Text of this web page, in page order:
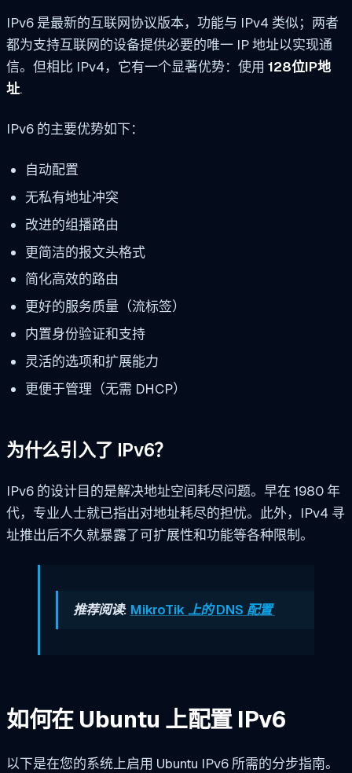
IPv6 是最新的互联网协议版本，功能与 IPv4 类似；两者
都为支持互联网的设备提供必要的唯一 IP 地址以实现通
信。但相比 IPv4，它有一个显著优势：使用 128位IP地
址.
IPv6 的主要优势如下：
自动配置
无私有地址冲突
改进的组播路由
更简洁的报文头格式
简化高效的路由
更好的服务质量（流标签）
内置身份验证和支持
灵活的选项和扩展能力
更便于管理（无需 DHCP）
为什么引入了 IPv6？
IPv6 的设计目的是解决地址空间耗尽问题。早在 1980 年
代，专业人士就已指出对地址耗尽的担忧。此外，IPv4 寻
址推出后不久就暴露了可扩展性和功能等各种限制。
推荐阅读: MikroTik 上的 DNS 配置
如何在 Ubuntu 上配置 IPv6
以下是在您的系统上启用 Ubuntu IPv6 所需的分步指南。